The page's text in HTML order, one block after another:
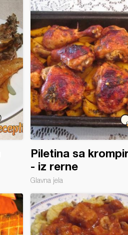
Piletina sa
- iz rerne
Glavna jela